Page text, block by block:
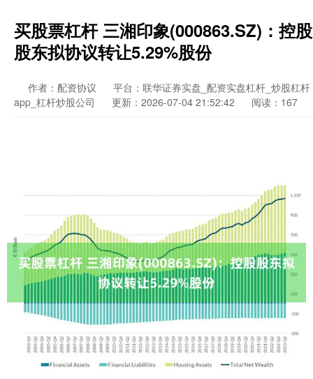
买股票杠杆 三湘印象(000863.SZ)：控股
股东拟协议转让5.29%股份
作者：配资协议
平台：联华证券实盘_配资实盘杠杆_炒股杠杆
app_杠杆炒股公司
更新：2026-07-04 21:52:42 阅读：167